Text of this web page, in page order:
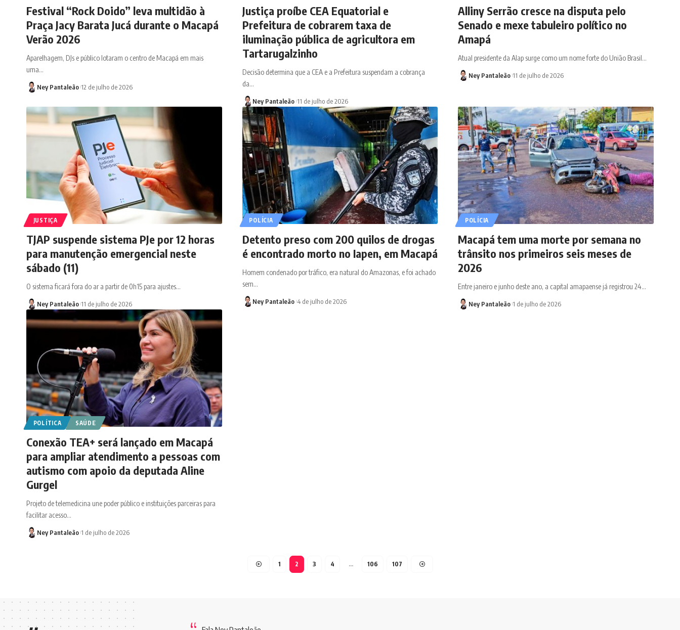
Festival “Rock Doido” leva multidão à
Praça Jacy Barata Jucá durante o Macapá
Verão 2026
Aparelhagem, DJs e público lotaram o centro de Macapá em mais
uma…
Ney Pantaleão 12 de julho de 2026
Justiça proíbe CEA Equatorial e
Prefeitura de cobrarem taxa de
iluminação pública de agricultora em
Tartarugalzinho
Decisão determina que a CEA e a Prefeitura suspendam a cobrança
da…
Ney Pantaleão 11 de julho de 2026
Alliny Serrão cresce na disputa pelo
Senado e mexe tabuleiro político no
Amapá
Atual presidente da Alap surge como um nome forte do União Brasil…
Ney Pantaleão 11 de julho de 2026
JUSTIÇA
TJAP suspende sistema PJe por 12 horas
para manutenção emergencial neste
sábado (11)
O sistema ficará fora do ar a partir de 0h15 para ajustes…
Ney Pantaleão 11 de julho de 2026
POLÍCIA
Detento preso com 200 quilos de drogas
é encontrado morto no Iapen, em Macapá
Homem condenado por tráfico, era natural do Amazonas, e foi achado
sem…
Ney Pantaleão 4 de julho de 2026
POLÍCIA
Macapá tem uma morte por semana no
trânsito nos primeiros seis meses de
2026
Entre janeiro e junho deste ano, a capital amapaense já registrou 24…
Ney Pantaleão 1 de julho de 2026
POLÍTICA SAÚDE
Conexão TEA+ será lançado em Macapá
para ampliar atendimento a pessoas com
autismo com apoio da deputada Aline
Gurgel
Projeto de telemedicina une poder público e instituições parceiras para
facilitar acesso…
Ney Pantaleão 1 de julho de 2026
1 2 3 4 … 106 107